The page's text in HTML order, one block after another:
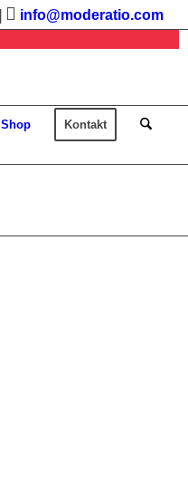
info@moderatio.com
Shop Kontakt